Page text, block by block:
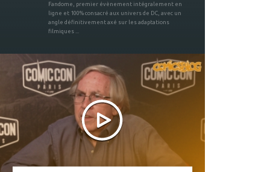
Fandome, premier évènement intégralement en
ligne et 100% consacré aux univers de DC, avec un
angle définitivement axé sur les adaptations
filmiques ...